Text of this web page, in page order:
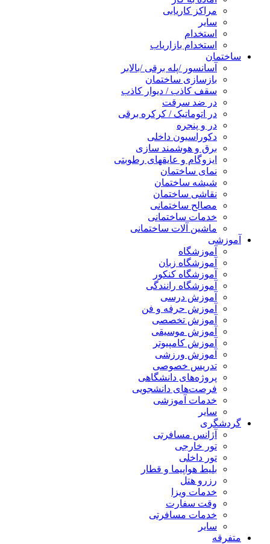
مراکز کاریابی
سایر
استخدام
استخدام بازاریاب
ساختمان
آسانسور /پله برقی /بالابر
بازسازی ساختمان
سقف کاذب / دیوار کاذب
در ضد سرقت
در اتوماتیک / کرکره برقی
در و پنجره
دکوراسیون داخلی
برق و هوشمند سازی
ایزوگام و عایقهای رطوبتی
نمای ساختمان
شیشه ساختمان
نقاشی ساختمان
مصالح ساختمانی
خدمات ساختمانی
ماشین آلات ساختمانی
آموزشی
آموزشگاه
آموزشگاه زبان
آموزشگاه کنکور
آموزشگاه رانندگی
آموزش درسی
آموزش حرفه و فن
آموزش تخصصی
آموزش موسیقی
آموزش کامپیوتر
آموزش ورزشی
تدریس خصوصی
پروژه‌های دانشگاهی
فرصت‌های دانشجویی
خدمات آموزشی
سایر
گردشگری
آژانس مسافرتی
تور خارجی
تور داخلی
بلیط هواپیما و قطار
رزرو هتل
خدمات ویزا
وقت سفارت
خدمات مسافرتی
سایر
متفرقه